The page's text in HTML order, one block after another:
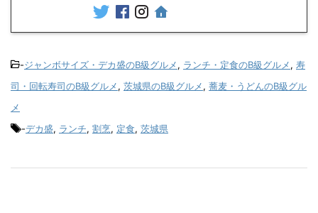
-ジャンボサイズ・デカ盛のB級グルメ, ランチ・定食のB級グルメ, 寿
司・回転寿司のB級グルメ, 茨城県のB級グルメ, 蕎麦・うどんのB級グル
メ
-デカ盛, ランチ, 割烹, 定食, 茨城県